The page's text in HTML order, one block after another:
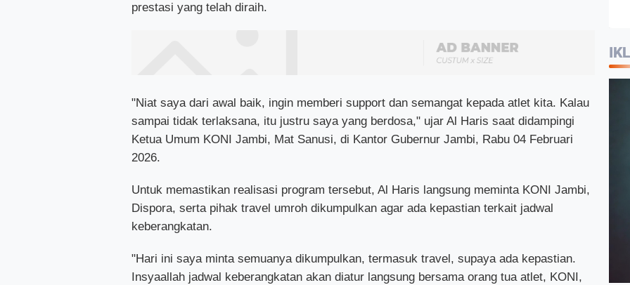
prestasi yang telah diraih.
"Niat saya dari awal baik, ingin memberi support dan semangat kepada atlet kita. Kalau
sampai tidak terlaksana, itu justru saya yang berdosa," ujar Al Haris saat didampingi
Ketua Umum KONI Jambi, Mat Sanusi, di Kantor Gubernur Jambi, Rabu 04 Februari
2026.
Untuk memastikan realisasi program tersebut, Al Haris langsung meminta KONI Jambi,
Dispora, serta pihak travel umroh dikumpulkan agar ada kepastian terkait jadwal
keberangkatan.
"Hari ini saya minta semuanya dikumpulkan, termasuk travel, supaya ada kepastian.
Insyaallah jadwal keberangkatan akan diatur langsung bersama orang tua atlet, KONI,